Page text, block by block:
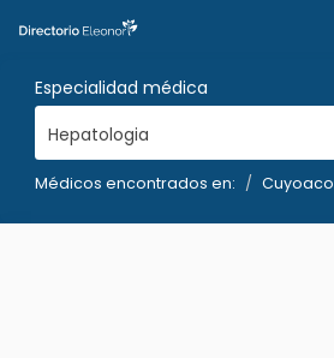
Especialidad médica
Hepatologia
Médicos encontrados en: Cuyoaco